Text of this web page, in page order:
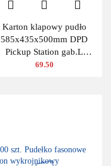
Karton klapowy pudło
585x435x500mm DPD
Pickup Station gab.L
480g/m2 3W 10 szt.
69.50